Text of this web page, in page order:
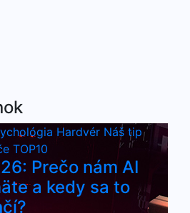
Hardvér Náš tip
TOP10
Prečo nám AI
a kedy sa to